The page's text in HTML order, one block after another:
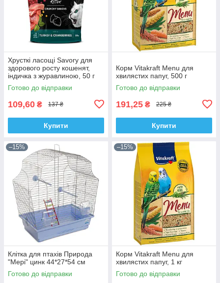
Хрусткі ласощі Savory для
здорового росту кошенят,
індичка з журавлиною, 50 г
Готово до відправки
109,60 ₴ 137 ₴
Купити
Корм Vitakraft Menu для
хвилястих папуг, 500 г
Готово до відправки
191,25 ₴ 225 ₴
Купити
–15%
Клітка для птахів Природа
"Мері" цинк 44*27*54 см
Готово до відправки
–15%
Корм Vitakraft Menu для
хвилястих папуг, 1 кг
Готово до відправки